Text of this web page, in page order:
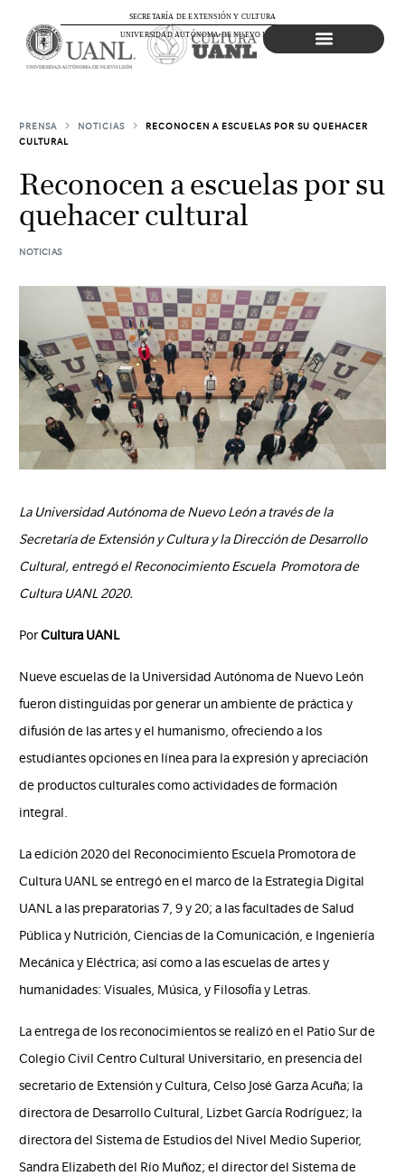
UNIVERSIDAD AUTÓNOMA DE NUEVO LEÓN
SECRETARÍA DE EXTENSIÓN Y CULTURA
PRENSA NOTICIAS
RECONOCEN A ESCUELAS POR SU QUEHACER
CULTURAL
Reconocen a escuelas por su
quehacer cultural
NOTICIAS
La Universidad Autónoma de Nuevo León a través de la
Secretaría de Extensión y Cultura y la Dirección de Desarrollo
Cultural, entregó el Reconocimiento Escuela Promotora de
Cultura UANL 2020.
PorCultura UANL
Nueve escuelas de la Universidad Autónoma de Nuevo León
fueron distinguidas por generar un ambiente de práctica y
difusión de las artes y el humanismo, ofreciendo a los
estudiantes opciones en línea para la expresión y apreciación
de productos culturales como actividades de formación
integral.
La edición 2020 del Reconocimiento Escuela Promotora de
Cultura UANL se entregó en el marco de la Estrategia Digital
UANL a las preparatorias 7, 9 y 20; a las facultades de Salud
Pública y Nutrición, Ciencias de la Comunicación, e Ingeniería
Mecánica y Eléctrica; así como a las escuelas de artes y
humanidades: Visuales, Música, y Filosofía y Letras.
La entrega de los reconocimientos se realizó en el Patio Sur de
Colegio Civil Centro Cultural Universitario, en presencia del
secretario de Extensión y Cultura, Celso José Garza Acuña; la
directora de Desarrollo Cultural, Lizbet García Rodríguez; la
directora del Sistema de Estudios del Nivel Medio Superior,
Sandra Elizabeth del Río Muñoz; el director del Sistema de